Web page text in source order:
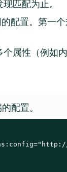
匹配为止。
配置。第一
属性（例如
配置。